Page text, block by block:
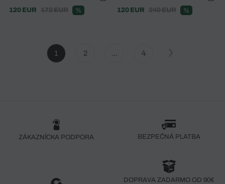
120 EUR
172 EUR %
120 EUR
240 EUR %
1 2 4
ZÁKAZNÍCKA PODPORA BEZPEČNÁ PLATBA
DOPRAVA ZADARMO OD 90€